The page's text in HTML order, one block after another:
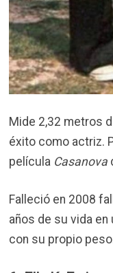
Mide 2,32 metros
éxito como actriz.
película Casanova
Falleció en 2008
años de su vida en
con su propio